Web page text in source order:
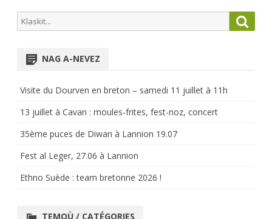
Search
for:
NAG A-NEVEZ
Visite du Dourven en breton – samedi 11 juillet à 11h
13 juillet à Cavan : moules-frites, fest-noz, concert
35ème puces de Diwan à Lannion 19.07
Fest al Leger, 27.06 à Lannion
Ethno Suède : team bretonne 2026 !
TEMOÙ / CATÉGORIES